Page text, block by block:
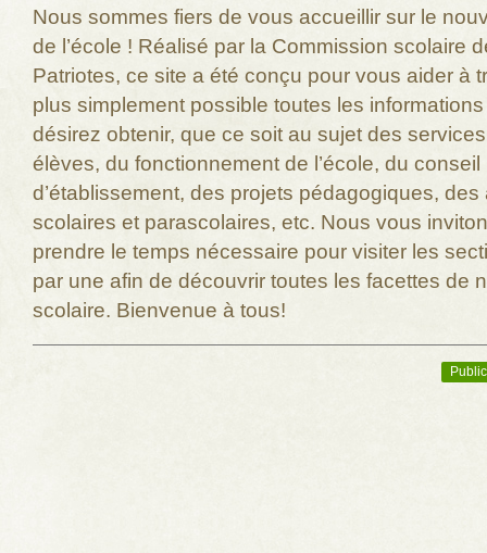
Nous sommes fiers de vous accueillir sur le
de l’école ! Réalisé par la Commission scolaire
Patriotes, ce site a été conçu pour vous aider à
plus simplement possible toutes les
désirez obtenir, que ce soit au sujet des
élèves, du fonctionnement de l’école, du conseil
d’établissement, des projets pédagogiques, des
scolaires et parascolaires, etc. Nous vous
prendre le temps nécessaire pour visiter les
par une afin de découvrir toutes les facettes de
scolaire. Bienvenue à tous!